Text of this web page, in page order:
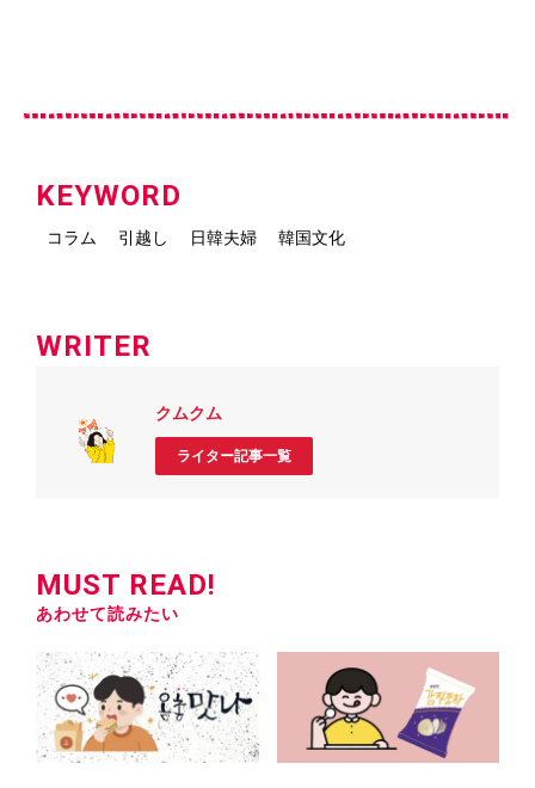
KEYWORD
コラム 引越し 日韓夫婦 韓国文化
WRITER
クムクム
ライター記事一覧
MUST READ!
あわせて読みたい